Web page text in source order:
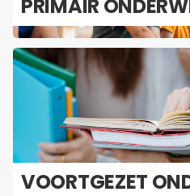
PRI­MAIR
VOORT­GE­ZET